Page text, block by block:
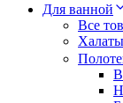
Для ванной
Все
Халаты